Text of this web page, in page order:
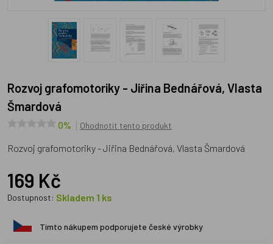
Rozvoj grafomotoriky - Jiřina Bednářová, Vlasta
Šmardová
0% Ohodnotit tento produkt
Rozvoj grafomotoriky - Jiřina Bednářová, Vlasta Šmardová
169 Kč
Dostupnost: Skladem 1 ks
Tímto nákupem podporujete české výrobky